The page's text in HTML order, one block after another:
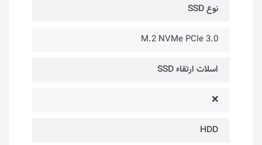
نوع SSD
M.2 NVMe PCIe 3.0
اسلات ارتقاء SSD
❌
HDD